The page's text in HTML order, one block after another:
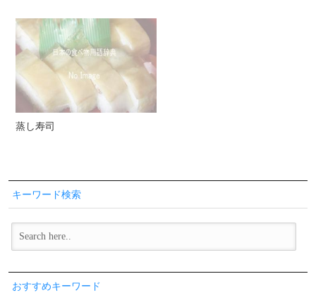
蒸し寿司
キーワード検索
おすすめキーワード